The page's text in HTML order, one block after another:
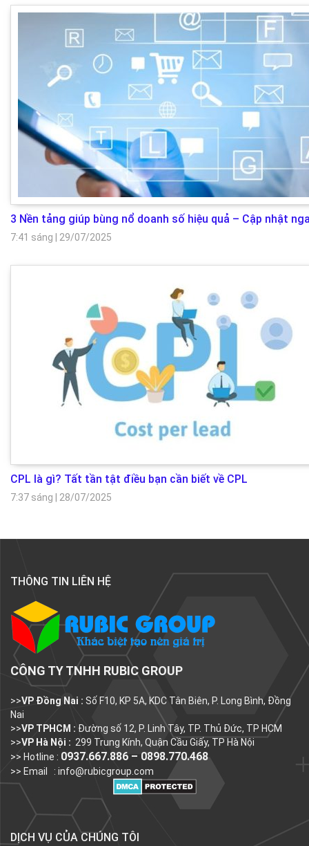
3 Nền tảng giúp bùng nổ doanh số hiệu quả – Cập nhật
7:41 sáng 29/07/2025
CPL là gì? Tất tần tật điều bạn cần biết về CPL
7:37 sáng 28/07/2025
THÔNG TIN LIÊN HỆ
CÔNG TY TNHH RUBIC GROUP
>>VP Đồng Nai : Số F10, KP 5A, KDC Tân Biên, P. Long Bình, Đồng
Nai
>>VP TPHCM : Đường số 12, P. Linh Tây, TP. Thủ Đức, TP HCM
>>VP Hà Nội : 299 Trung Kính, Quận Cầu Giấy, TP Hà Nội
>> Hotline : 0937.667.886 – 0898.770.468
>> Email : info@rubicgroup.com
DỊCH VỤ CỦA CHÚNG TÔI